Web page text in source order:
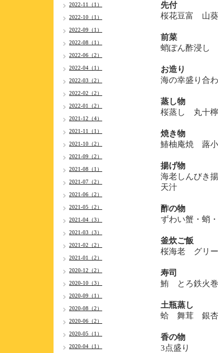
先付
桜花豆富 山
前菜
蛸ぽん酢浸
お造り
海の幸盛り
蒸し物
桜蒸し 丸十
焼き物
鰆柚庵焼 蕗
揚げ物
海老しんび
天汁
酢の物
ずわい蟹・蛸
釜炊ご飯
桜海老 グリ
寿司
鮪 とろ鉄火
土瓶蒸し
蛤 舞茸 銀
香の物
3点盛り
2022-11（1）
2022-10（1）
2022-09（1）
2022-08（1）
2022-06（2）
2022-04（1）
2022-03（2）
2022-02（2）
2022-01（2）
2021-12（4）
2021-11（1）
2021-10（2）
2021-09（2）
2021-08（1）
2021-07（2）
2021-06（2）
2021-05（2）
2021-04（3）
2021-03（3）
2021-02（2）
2021-01（2）
2020-12（2）
2020-10（3）
2020-09（1）
2020-08（2）
2020-06（2）
2020-05（1）
2020-04（1）